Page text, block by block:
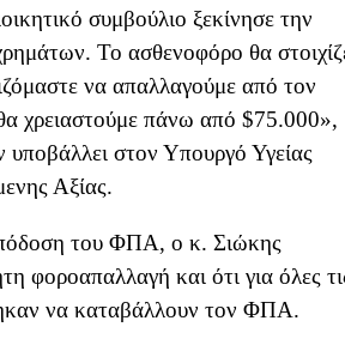
συμβούλιο ξεκίνησε την
Το ασθενοφόρο θα
να απαλλαγούμε από τον
χρειαστούμε πάνω από $75.000»,
στον Υπουργό Υγείας
Αξίας.
του ΦΠΑ, ο κ. Σιώκης
φοροαπαλλαγή και ότι για όλες
να καταβάλλουν τον ΦΠΑ.